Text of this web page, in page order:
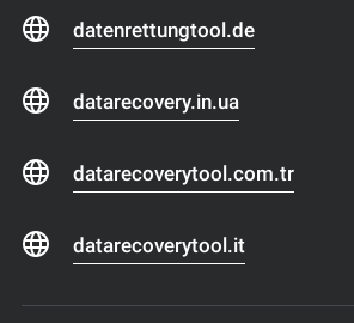
datenrettungtool.de
datarecovery.in.ua
datarecoverytool.com.tr
datarecoverytool.it